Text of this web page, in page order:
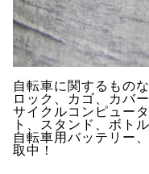
自転車に関するもの
ロック、カゴ、カバ
サイクルコンピュー
ト、スタンド、ボト
自転車用バッテリー
取中！